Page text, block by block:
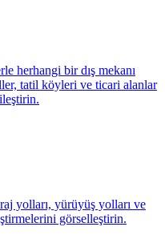
herhangi bir dış mekanı
tatil köyleri ve ticari alanlar
yolları, yürüyüş yolları ve
görselleştirin.